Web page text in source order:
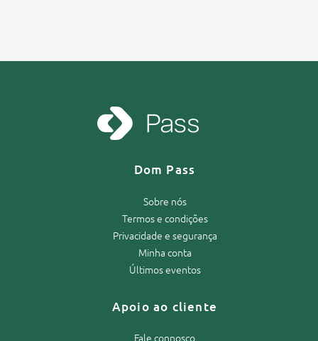
Dom Pass
Sobre nós
Termos e condições
Privacidade e segurança
Minha conta
Últimos eventos
Apoio ao cliente
Fale connosco